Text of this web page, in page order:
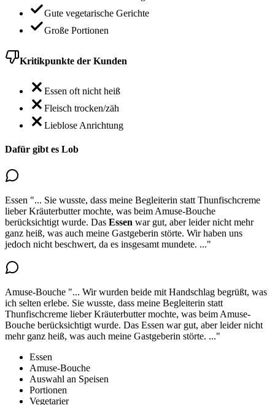
Gute vegetarische Gerichte
Große Portionen
Kritikpunkte der Kunden
Essen oft nicht heiß
Fleisch trocken/zäh
Lieblose Anrichtung
Dafür gibt es Lob
Essen "... Sie wusste, dass meine Begleiterin statt Thunfischcreme
lieber Kräuterbutter mochte, was beim Amuse-Bouche
berücksichtigt wurde. Das Essen war gut, aber leider nicht mehr
ganz heiß, was auch meine Gastgeberin störte. Wir haben uns
jedoch nicht beschwert, da es insgesamt mundete. ..."
Amuse-Bouche "... Wir wurden beide mit Handschlag begrüßt, was
ich selten erlebe. Sie wusste, dass meine Begleiterin statt
Thunfischcreme lieber Kräuterbutter mochte, was beim Amuse-
Bouche berücksichtigt wurde. Das Essen war gut, aber leider nicht
mehr ganz heiß, was auch meine Gastgeberin störte. ..."
Essen
Amuse-Bouche
Auswahl an Speisen
Portionen
Vegetarier